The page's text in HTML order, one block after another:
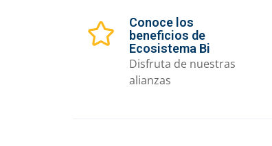
Conoce los
beneficios de
Ecosistema Bi
Disfruta de nuestras
alianzas